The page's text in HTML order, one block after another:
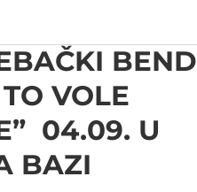
BEND
VOLE
04.09. U
BAZI